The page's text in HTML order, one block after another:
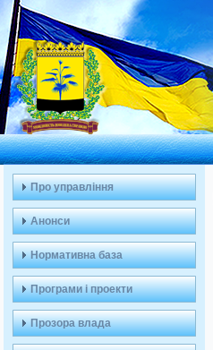
Про управління
Анонси
Нормативна база
Програми і проекти
Прозора влада